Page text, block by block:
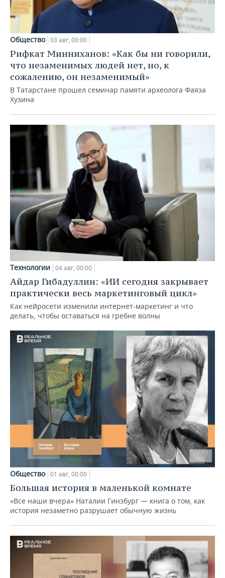
Общество 03 авг, 00:00
Рифкат Минниханов: «Как бы ни говорили,
что незаменимых людей нет, но, к
сожалению, он незаменимый»
В Татарстане прошел семинар памяти археолога Фаяза
Хузина
Технологии 04 авг, 00:00
Айдар Гибадуллин: «ИИ сегодня закрывает
практически весь маркетинговый цикл»
Как нейросети изменили интернет-маркетинг и что
делать, чтобы оставаться на гребне волны
Общество 01 авг, 00:00
Большая история в маленькой комнате
«Все наши вчера» Наталии Гинзбург — книга о том, как
история незаметно разрушает обычную жизнь